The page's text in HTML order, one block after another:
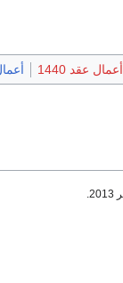
أعمال عقد 1440 أعمال